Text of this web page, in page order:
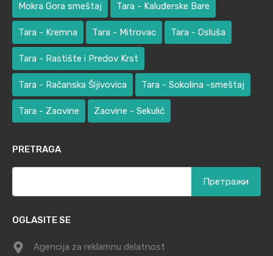
Mokra Gora smeštaj Tara - Kaluđerske Bare
Tara - Kremna Tara - Mitrovac Tara - Osluša
Tara - Rastište i Predov Krst
Tara - Račanska Šljivovica Tara - Sokolina -smeštaj
Tara - Zaovine Zaovine - Sekulić
PRETRAGA
OGLASITE SE
Agencija za reklamnu delatnost